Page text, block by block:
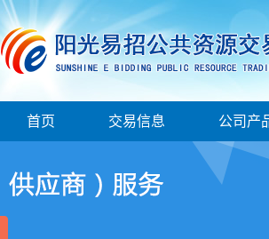
首页 交易信息 公司产